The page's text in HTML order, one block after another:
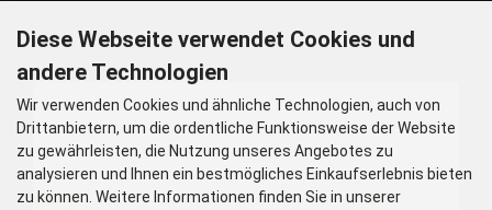
Diese Webseite verwendet Cookies und
andere Technologien
Wir verwenden Cookies und ähnliche Technologien, auch von
Drittanbietern, um die ordentliche Funktionsweise der Website
zu gewährleisten, die Nutzung unseres Angebotes zu
analysieren und Ihnen ein bestmögliches Einkaufserlebnis bieten
zu können. Weitere Informationen finden Sie in unserer